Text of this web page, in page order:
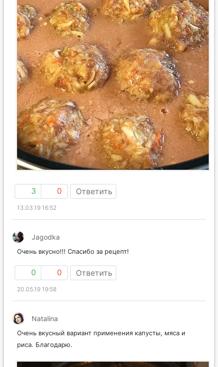
3 0 Ответить
13.03.19 16:52
Jagodka
Очень вкусно!!! Спасибо за рецепт!
0 0 Ответить
20.05.19 19:58
Natalina
Очень вкусный вариант применения капусты, мяса и
риса. Благодарю.